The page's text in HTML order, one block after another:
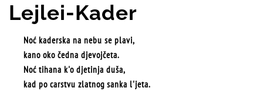
Lejlei-Kader
Noć kaderska na nebu se plavi,
kano oko čedna djevojčeta.
Noć tihana k'o djetinja duša,
kad po carstvu zlatnog sanka l'jeta.